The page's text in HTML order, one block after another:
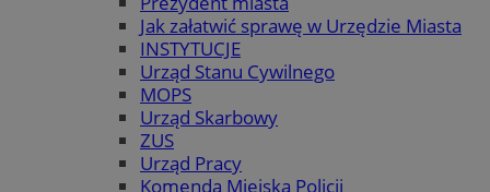
Jak załatwić sprawę w Urzędzie Miasta
INSTYTUCJE
Urząd Stanu Cywilnego
MOPS
Urząd Skarbowy
ZUS
Urząd Pracy
Komenda Miejska Policji